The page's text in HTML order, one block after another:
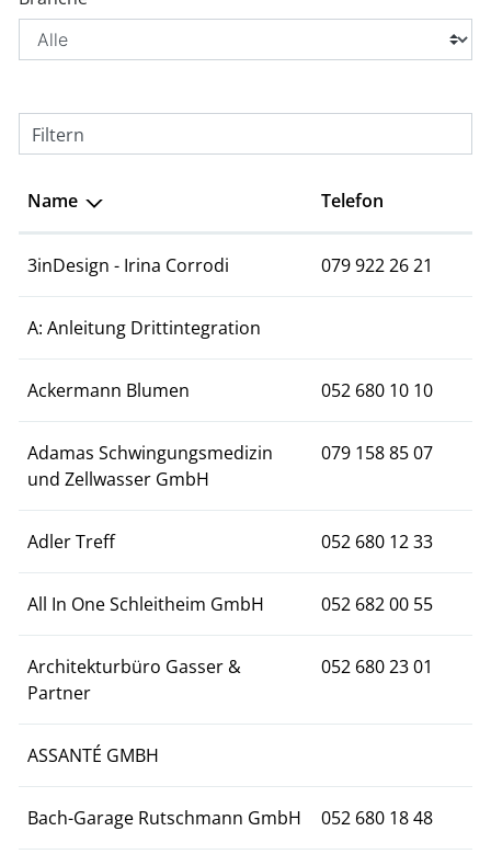
Filtern
Name Telefon
3inDesign - Irina Corrodi 079 922 26 21
A: Anleitung Drittintegration
Ackermann Blumen 052 680 10 10
Adamas Schwingungsmedizin
und Zellwasser GmbH
079 158 85 07
Adler Treff 052 680 12 33
All In One Schleitheim GmbH 052 682 00 55
Architekturbüro Gasser &
Partner
052 680 23 01
ASSANTÉ GMBH
Bach-Garage Rutschmann GmbH 052 680 18 48